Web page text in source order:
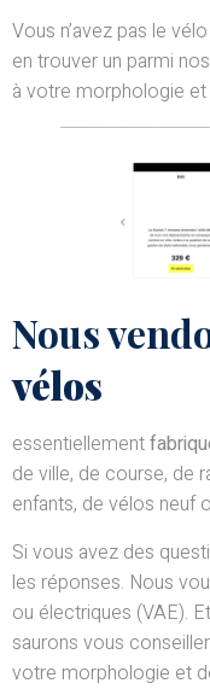
Vous n’avez pas le
en trouver un parmi
à votre morphologie
Nous
vélos
essentiellement
de ville, de course, de
enfants, de vélos neuf
Si vous avez des
les réponses. Nous
ou électriques (VAE).
saurons vous
votre morphologie et